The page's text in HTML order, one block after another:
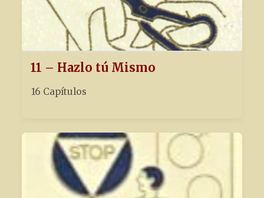
11 – Hazlo tú Mismo
16 Capítulos